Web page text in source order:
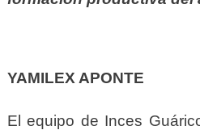
YAMILEX APONTE
El equipo de Inces